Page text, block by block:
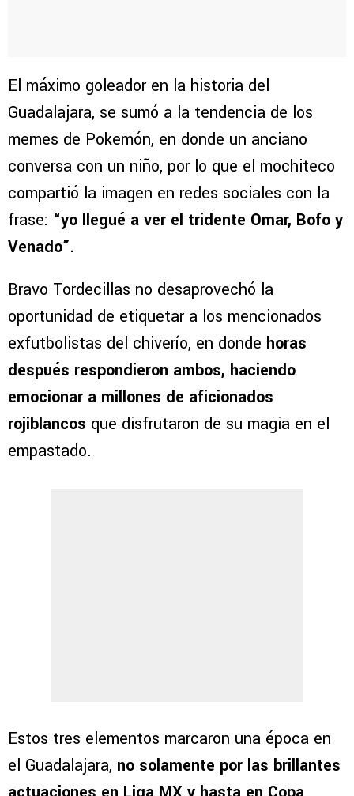
El máximo goleador en la historia del
Guadalajara, se sumó a la tendencia de los
memes de Pokemón, en donde un anciano
conversa con un niño, por lo que el mochiteco
compartió la imagen en redes sociales con la
frase: “yo llegué a ver el tridente Omar, Bofo y
Venado”.
Bravo Tordecillas no desaprovechó la
oportunidad de etiquetar a los mencionados
exfutbolistas del chiverío, en donde horas
después respondieron ambos, haciendo
emocionar a millones de aficionados
rojiblancos que disfrutaron de su magia en el
empastado.
Estos tres elementos marcaron una época en
el Guadalajara, no solamente por las brillantes